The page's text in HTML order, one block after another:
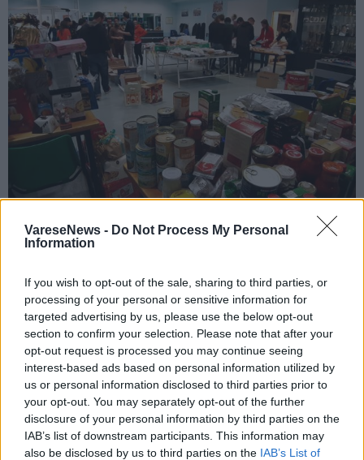
VareseNews - Do Not Process My Personal
Information
If you wish to opt-out of the sale, sharing to third parties, or
processing of your personal or sensitive information for
targeted advertising by us, please use the below opt-out
section to confirm your selection. Please note that after your
opt-out request is processed you may continue seeing
interest-based ads based on personal information utilized by
us or personal information disclosed to third parties prior to
your opt-out. You may separately opt-out of the further
disclosure of your personal information by third parties on the
IAB’s list of downstream participants. This information may
also be disclosed by us to third parties on the IAB’s List of
BUSTO ARSIZIO
Arsizio. E lancia un appello anche alle
aziende